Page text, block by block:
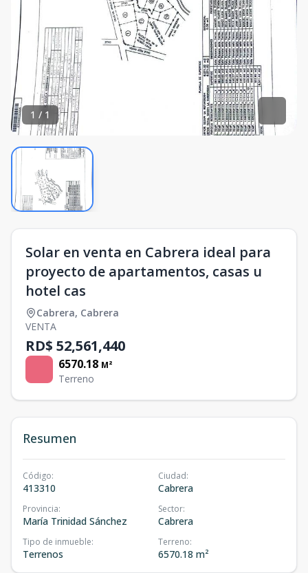
1 / 1
Solar en venta en Cabrera ideal para
proyecto de apartamentos, casas u
hotel cas
Cabrera, Cabrera
VENTA
RD$ 52,561,440
6570.18 M²
Terreno
Resumen
Código:
413310
Ciudad:
Cabrera
Provincia:
María Trinidad Sánchez
Sector:
Cabrera
Tipo de inmueble:
Terrenos
Terreno:
6570.18 m²